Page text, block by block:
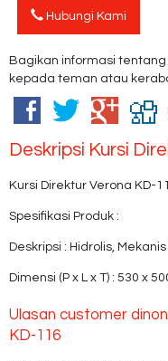
Hubungi Kami
Bagikan informasi tentang
kepada teman atau
Deskripsi Kursi
Kursi Direktur Verona KD-
Spesifikasi Produk :
Deskripsi : Hidrolis,
Dimensi (P x L x T) : 530 x
Ulasan customer
KD-116